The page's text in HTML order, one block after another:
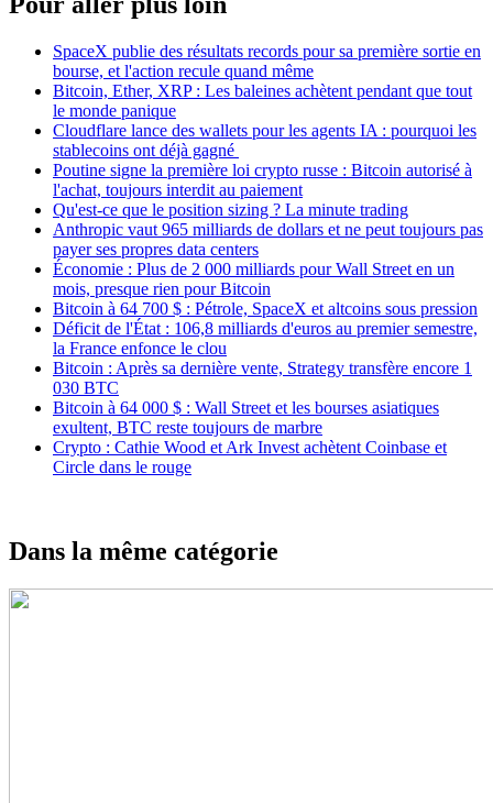
SpaceX publie des résultats records pour sa première sortie en
bourse, et l'action recule quand même
Bitcoin, Ether, XRP : Les baleines achètent pendant que tout
le monde panique
Cloudflare lance des wallets pour les agents IA : pourquoi les
stablecoins ont déjà gagné
Poutine signe la première loi crypto russe : Bitcoin autorisé à
l'achat, toujours interdit au paiement
Qu'est-ce que le position sizing ? La minute trading
Anthropic vaut 965 milliards de dollars et ne peut toujours pas
payer ses propres data centers
Économie : Plus de 2 000 milliards pour Wall Street en un
mois, presque rien pour Bitcoin
Bitcoin à 64 700 $ : Pétrole, SpaceX et altcoins sous pression
Déficit de l'État : 106,8 milliards d'euros au premier semestre,
la France enfonce le clou
Bitcoin : Après sa dernière vente, Strategy transfère encore 1
030 BTC
Bitcoin à 64 000 $ : Wall Street et les bourses asiatiques
exultent, BTC reste toujours de marbre
Crypto : Cathie Wood et Ark Invest achètent Coinbase et
Circle dans le rouge
Dans la même catégorie